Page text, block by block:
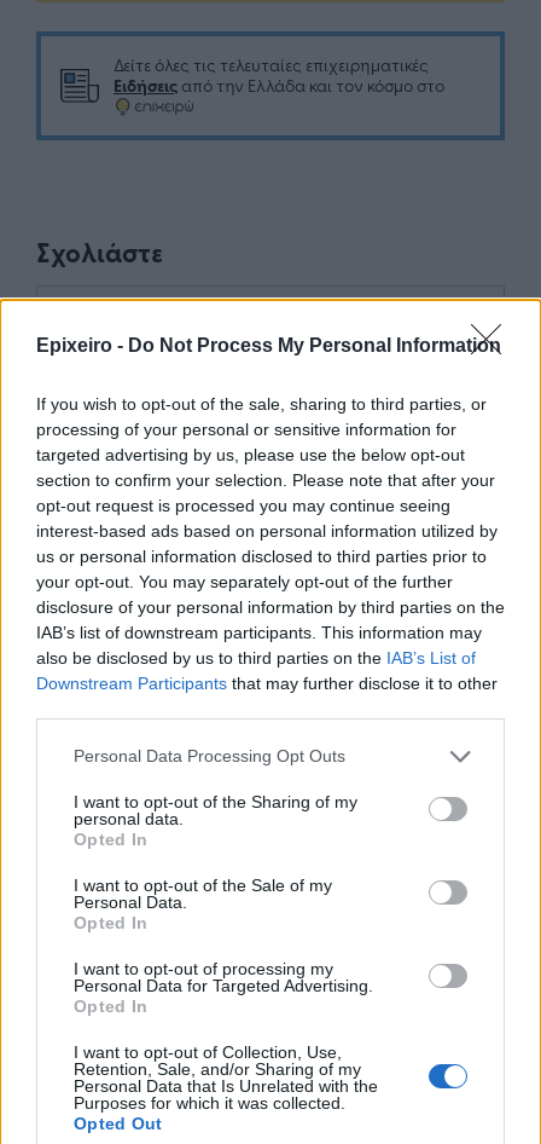
Epixeiro - Do Not Process My Personal Information
If you wish to opt-out of the sale, sharing to third parties, or
processing of your personal or sensitive information for
targeted advertising by us, please use the below opt-out
section to confirm your selection. Please note that after your
opt-out request is processed you may continue seeing
interest-based ads based on personal information utilized by
us or personal information disclosed to third parties prior to
your opt-out. You may separately opt-out of the further
disclosure of your personal information by third parties on the
IAB’s list of downstream participants. This information may
also be disclosed by us to third parties on the IAB’s List of
Downstream Participants that may further disclose it to other
Personal Data Processing Opt Outs
I want to opt-out of the Sharing of my
personal data.
Opted In
I want to opt-out of the Sale of my
Personal Data.
Opted In
I want to opt-out of processing my
Personal Data for Targeted Advertising.
Opted In
I want to opt-out of Collection, Use,
Retention, Sale, and/or Sharing of my
Personal Data that Is Unrelated with the
Purposes for which it was collected.
Opted Out
Δείτε όλες τις τελευταίες επιχειρηματικές
Ειδήσεις από την Ελλάδα και τον κόσμο στο
Σχολιάστε
TP Greece: Πώς διαμορφώνεται το
μέλλον του Insurance στην εποχή του AI
Advertorial